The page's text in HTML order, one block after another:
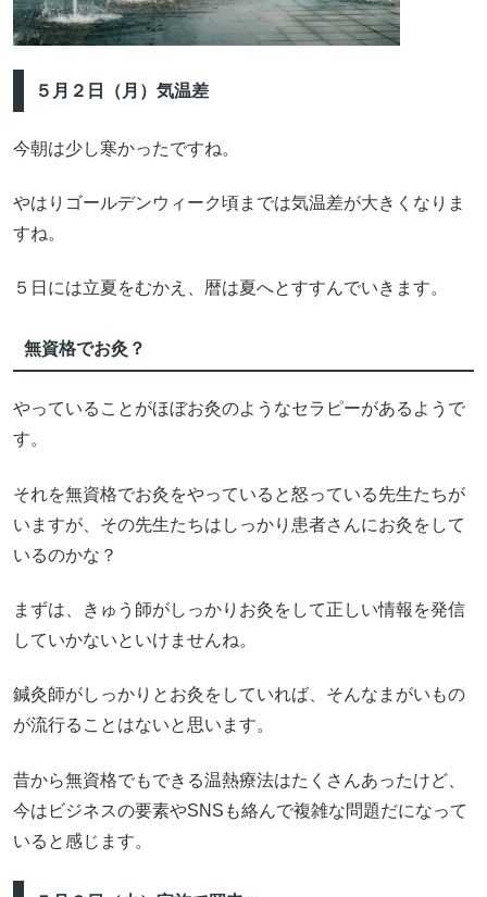
５月２日（月）気温差
今朝は少し寒かったですね。
やはりゴールデンウィーク頃までは気温差が大きくなりま
すね。
５日には立夏をむかえ、暦は夏へとすすんでいきます。
無資格でお灸？
やっていることがほぼお灸のようなセラピーがあるようで
す。
それを無資格でお灸をやっていると怒っている先生たちが
いますが、その先生たちはしっかり患者さんにお灸をして
いるのかな？
まずは、きゅう師がしっかりお灸をして正しい情報を発信
していかないといけませんね。
鍼灸師がしっかりとお灸をしていれば、そんなまがいもの
が流行ることはないと思います。
昔から無資格でもできる温熱療法はたくさんあったけど、
今はビジネスの要素やSNSも絡んで複雑な問題だになって
いると感じます。